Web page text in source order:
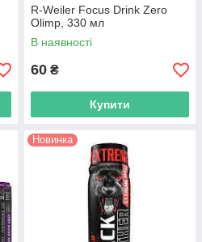
R-Weiler Focus Drink Zero
Olimp, 330 мл
В наявності
60 ₴
Купити
Новинка